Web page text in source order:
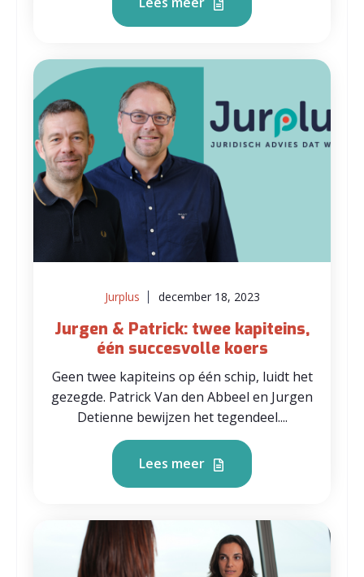
Jurplus december 18, 2023
Jurgen & Patrick: twee kapiteins,
één succesvolle koers
Geen twee kapiteins op één schip, luidt het
gezegde. Patrick Van den Abbeel en Jurgen
Detienne bewijzen het tegendeel....
Lees meer